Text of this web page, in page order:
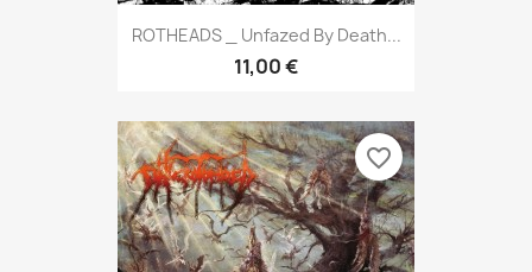
ROTHEADS _ Unfazed By Death...
11,00 €
favorite_border